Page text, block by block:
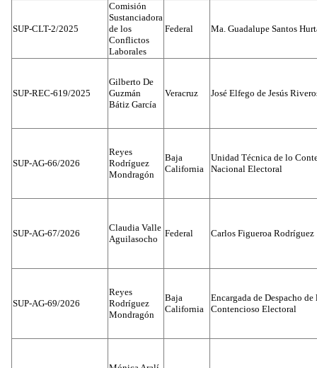
SUP-CLT-2/2025
Comisión
Sustanciadora
de los
Conflictos
Laborales
Federal Ma. Guadalupe Santos
SUP-REC-619/2025
Gilberto De
Guzmán
Bátiz García
Veracruz José Elfego de Jesús
SUP-AG-66/2026
Reyes
Rodríguez
Mondragón
Baja
California
Unidad Técnica de lo
Nacional Electoral
SUP-AG-67/2026
Claudia Valle
Aguilasocho
Federal Carlos Figueroa Rodríguez
SUP-AG-69/2026
Reyes
Rodríguez
Mondragón
Baja
California
Encargada de Despacho
Contencioso Electoral